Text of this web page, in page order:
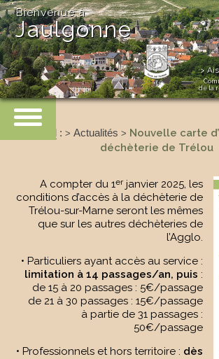
>
de la
Bienvenue à
Jaulgonne
Accueil: > Actualités > Nouvelle carte
déchèterie de Trélou
A compter du 1erjanvier 2025, les
conditions d’accès à la déchèterie de
Trélou-sur-Marne seront les mêmes
que sur les autres déchèteries de
l’Agglo.
• Particuliers ayant accès au service :
limitation à 14 passages/an, puis :
de 15 à 20 passages : 5€/passage
de 21 à 30 passages : 15€/passage
à partie de 31 passages :
50€/passage
• Professionnels et hors territoire : dès